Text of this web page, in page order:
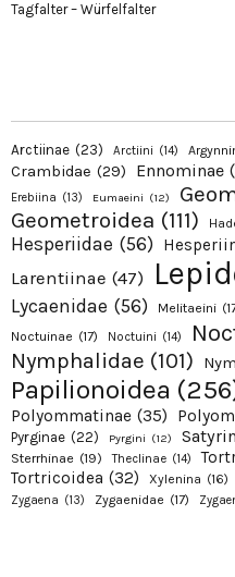
Tagfalter – Würfelfalter
Arctiinae (23) Arctiini (14)
Crambidae (29) Ennominae
Erebiina (13) Eumaeini (12)
Geometroidea (111)
Hesperiidae (56)
Larentiinae (47)
Lycaenidae (56) Melitaeini
Noctuinae (17) Noctuini (14)
Nymphalidae (101)
Papilionoidea
Polyommatinae (35)
Pyrginae (22) Pyrgini (12)
Sterrhinae (19) Theclinae (14)
Tortricoidea (32) Xylenina (16)
Zygaena (13) Zygaenidae (17)